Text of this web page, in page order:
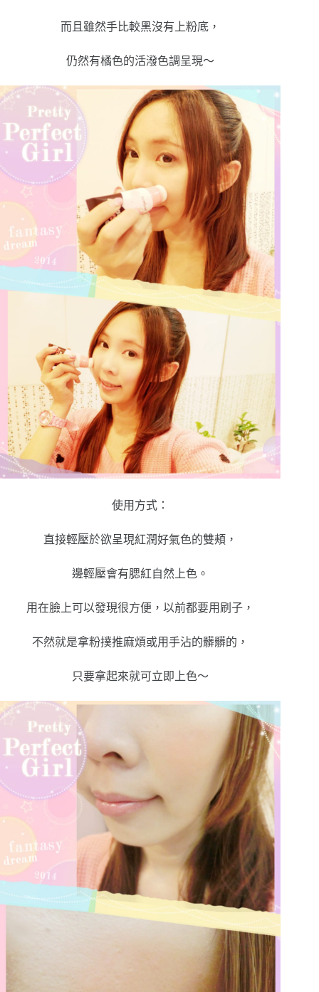
而且雖然手比較黑沒有上粉底，
仍然有橘色的活潑色調呈現～
使用方式：
直接輕壓於欲呈現紅潤好氣色的雙頰，
邊輕壓會有腮紅自然上色。
用在臉上可以發現很方便，以前都要用刷子，
不然就是拿粉撲推麻煩或用手沾的髒髒的，
只要拿起來就可立即上色～